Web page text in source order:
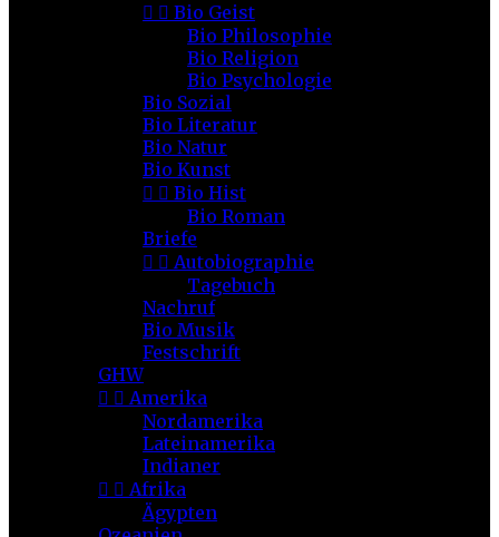
  Bio Geist
Bio Philosophie
Bio Religion
Bio Psychologie
Bio Sozial
Bio Literatur
Bio Natur
Bio Kunst
  Bio Hist
Bio Roman
Briefe
  Autobiographie
Tagebuch
Nachruf
Bio Musik
Festschrift
GHW
  Amerika
Nordamerika
Lateinamerika
Indianer
  Afrika
Ägypten